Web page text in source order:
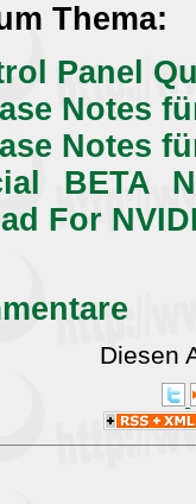
Thema:
Panel
Notes
Notes
BETA
For
Diesen